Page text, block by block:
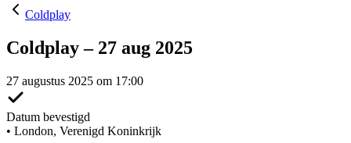
Coldplay
Coldplay – 27 aug 2025
27 augustus 2025 om 17:00
Datum bevestigd
• London, Verenigd Koninkrijk